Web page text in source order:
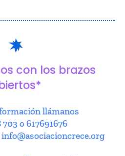
con los brazos
llámanos
703 o 617691676